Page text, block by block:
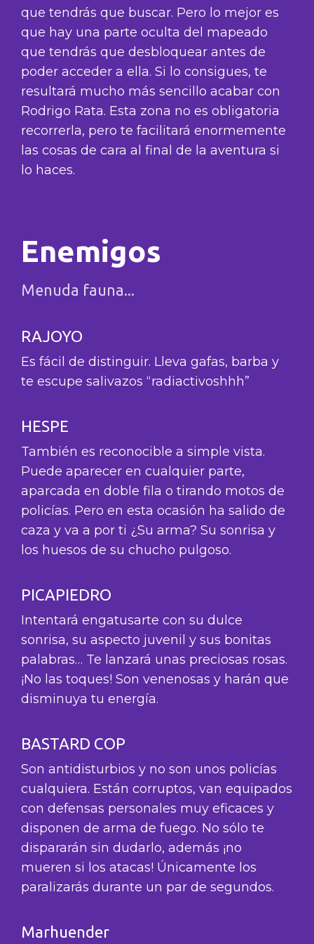
que tendrás que buscar. Pero lo mejor es
que hay una parte oculta del mapeado
que tendrás que desbloquear antes de
poder acceder a ella. Si lo consigues, te
resultará mucho más sencillo acabar con
Rodrigo Rata. Esta zona no es obligatoria
recorrerla, pero te facilitará enormemente
las cosas de cara al final de la aventura si
lo haces.
Enemigos
Menuda fauna...
RAJOYO
Es fácil de distinguir. Lleva gafas, barba y
te escupe salivazos “radiactivoshhh”
HESPE
También es reconocible a simple vista.
Puede aparecer en cualquier parte,
aparcada en doble fila o tirando motos de
policías. Pero en esta ocasión ha salido de
caza y va a por ti ¿Su arma? Su sonrisa y
los huesos de su chucho pulgoso.
PICAPIEDRO
Intentará engatusarte con su dulce
sonrisa, su aspecto juvenil y sus bonitas
palabras… Te lanzará unas preciosas rosas.
¡No las toques! Son venenosas y harán que
disminuya tu energía.
BASTARD COP
Son antidisturbios y no son unos policías
cualquiera. Están corruptos, van equipados
con defensas personales muy eficaces y
disponen de arma de fuego. No sólo te
dispararán sin dudarlo, además ¡no
mueren si los atacas! Únicamente los
paralizarás durante un par de segundos.
Marhuender